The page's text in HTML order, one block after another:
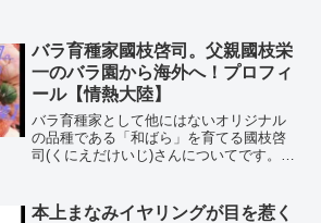
バラ育種家國枝啓司。父親國枝栄
一のバラ園から海外へ！プロフィ
ール【情熱大陸】
バラ育種家として他にはないオリジナル
の品種である「和ばら」を育てる國枝啓
司(くにえだけいじ)さんについてです。
を始めた國枝啓司さん、花屋さんらしい
本上まなみイヤリングが目を惹く